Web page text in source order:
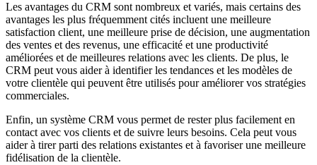
Les avantages du CRM sont nombreux et variés, mais certains des
avantages les plus fréquemment cités incluent une meilleure
satisfaction client, une meilleure prise de décision, une augmentation
des ventes et des revenus, une efficacité et une productivité
améliorées et de meilleures relations avec les clients. De plus, le
CRM peut vous aider à identifier les tendances et les modèles de
votre clientèle qui peuvent être utilisés pour améliorer vos stratégies
commerciales.
Enfin, un système CRM vous permet de rester plus facilement en
contact avec vos clients et de suivre leurs besoins. Cela peut vous
aider à tirer parti des relations existantes et à favoriser une meilleure
fidélisation de la clientèle.